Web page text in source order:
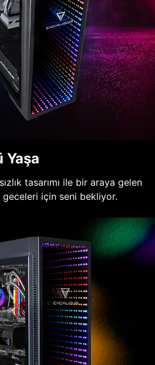
Yaşa
tasarımı ile bir araya gelen
geceleri için seni bekliyor.